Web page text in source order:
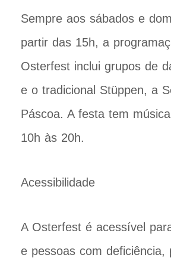
Sempre aos sábados e
partir das 15h, a
Osterfest inclui grupos de
e o tradicional Stüppen, a
Páscoa. A festa tem
10h às 20h.
Acessibilidade
A Osterfest é acessível
e pessoas com deficiência,